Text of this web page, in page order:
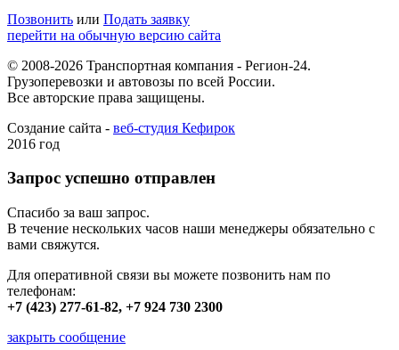
Позвонить или Подать заявку
перейти на обычную версию сайта
© 2008-2026 Транспортная компания - Регион-24.
Грузоперевозки и автовозы по всей России.
Все авторские права защищены.
Создание сайта - веб-студия Кефирок
2016 год
Запрос успешно отправлен
Спасибо за ваш запрос.
В течение нескольких часов наши менеджеры обязательно с
вами свяжутся.
Для оперативной связи вы можете позвонить нам по
телефонам:
+7 (423) 277-61-82, +7 924 730 2300
закрыть сообщение